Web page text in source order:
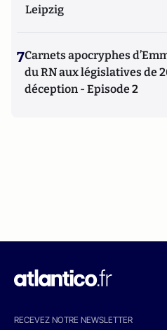
Leipzig
7Carnets apocryphes
du RN aux législatives de
déception - Episode 2
RECEVEZ NOTRE NEWSLETTER